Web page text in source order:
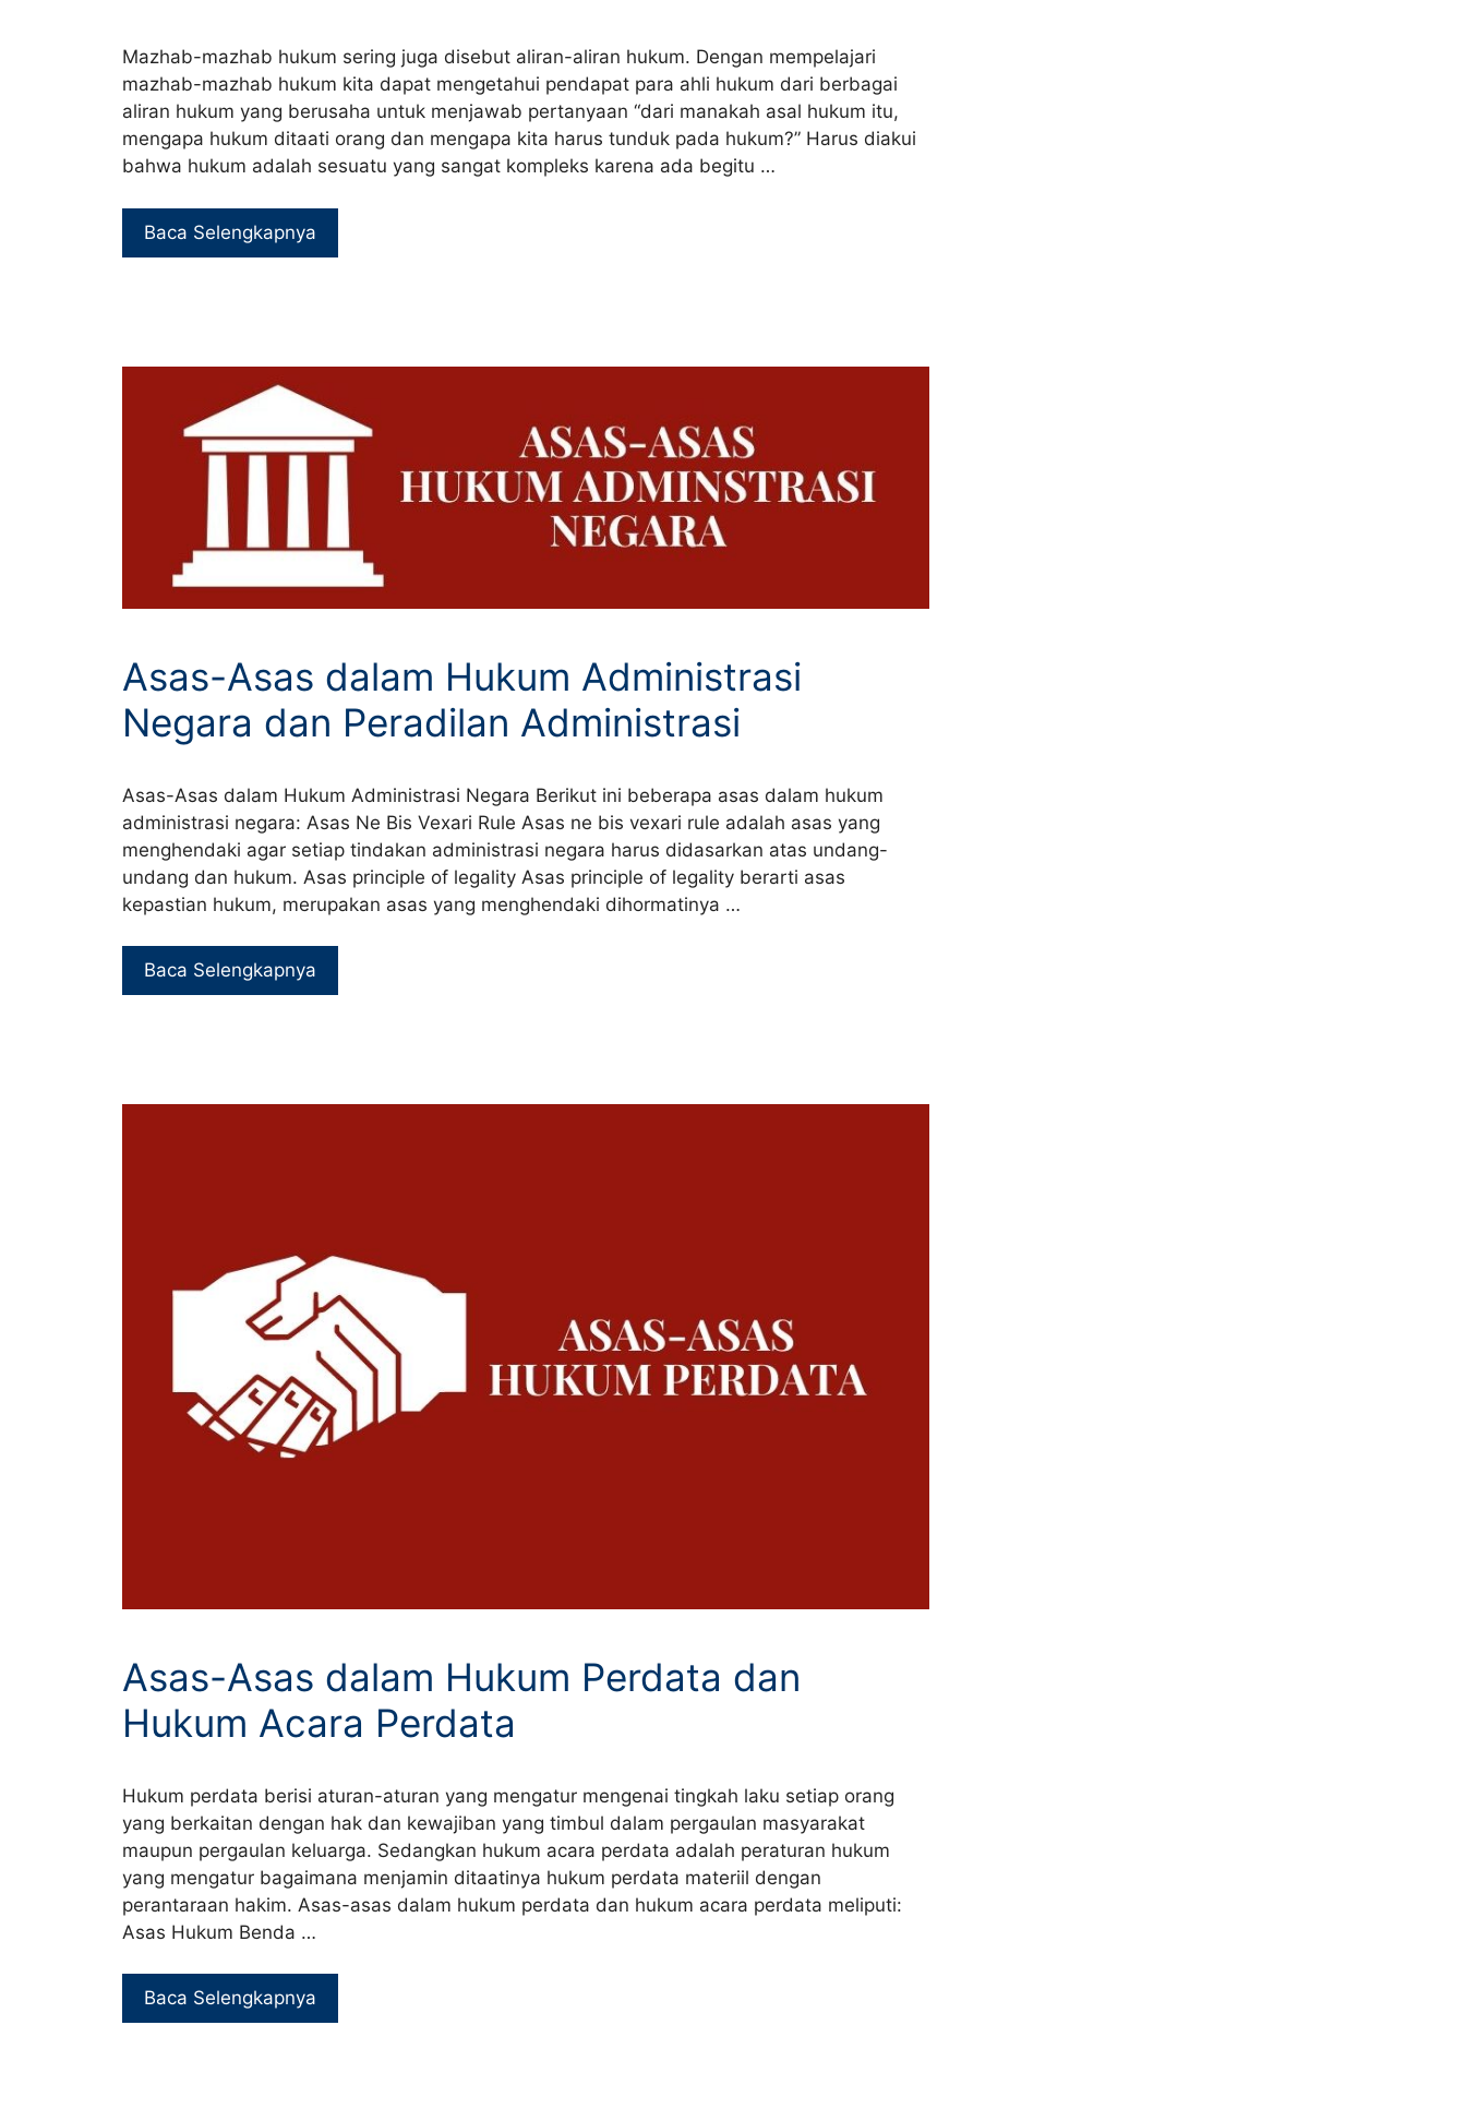
Mazhab-mazhab hukum sering juga disebut aliran-aliran hukum. Dengan mempelajari
mazhab-mazhab hukum kita dapat mengetahui pendapat para ahli hukum dari berbagai
aliran hukum yang berusaha untuk menjawab pertanyaan “dari manakah asal hukum itu,
mengapa hukum ditaati orang dan mengapa kita harus tunduk pada hukum?” Harus diakui
bahwa hukum adalah sesuatu yang sangat kompleks karena ada begitu …
Baca Selengkapnya
Asas-Asas dalam Hukum Administrasi
Negara dan Peradilan Administrasi
Asas-Asas dalam Hukum Administrasi Negara Berikut ini beberapa asas dalam hukum
administrasi negara: Asas Ne Bis Vexari Rule Asas ne bis vexari rule adalah asas yang
menghendaki agar setiap tindakan administrasi negara harus didasarkan atas undang-
undang dan hukum. Asas principle of legality Asas principle of legality berarti asas
kepastian hukum, merupakan asas yang menghendaki dihormatinya …
Baca Selengkapnya
Asas-Asas dalam Hukum Perdata dan
Hukum Acara Perdata
Hukum perdata berisi aturan-aturan yang mengatur mengenai tingkah laku setiap orang
yang berkaitan dengan hak dan kewajiban yang timbul dalam pergaulan masyarakat
maupun pergaulan keluarga. Sedangkan hukum acara perdata adalah peraturan hukum
yang mengatur bagaimana menjamin ditaatinya hukum perdata materiil dengan
perantaraan hakim. Asas-asas dalam hukum perdata dan hukum acara perdata meliputi:
Asas Hukum Benda …
Baca Selengkapnya